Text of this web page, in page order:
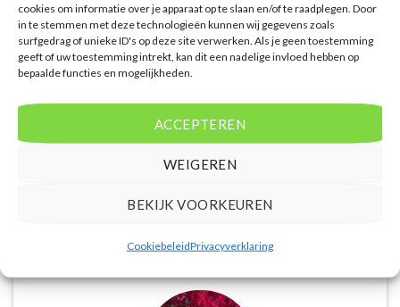
cookies om informatie over je apparaat op te slaan en/of te raadplegen. Door
in te stemmen met deze technologieën kunnen wij gegevens zoals
surfgedrag of unieke ID's op deze site verwerken. Als je geen toestemming
geeft of uw toestemming intrekt, kan dit een nadelige invloed hebben op
bepaalde functies en mogelijkheden.
ACCEPTEREN
WEIGEREN
BEKIJK VOORKEUREN
CookiebeleidPrivacyverklaring
De website biedt een groot aanbod van lastminute
deals naar diverse populaire
vakantiebestemmingen. Met handige filters kun je
eenvoudig zoeken op reisduur, bestemming en
budget. De prijzen zijn zeer competitief en worden
continu vergeleken met andere aanbieders. Je hebt
dus altijd de garantie dat je de beste deal te pakken
hebt.
Puck Snoeren /Amsterdam